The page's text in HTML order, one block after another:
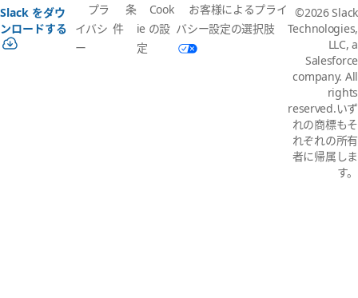
Slack をダウ
ンロードする
プラ
イバシ
ー
条
件
Cook
ie の設
定
お客様によるプライ
バシー設定の選択肢
©2026 Slack
Technologies,
LLC, a
Salesforce
company. All
rights
reserved.いず
れの商標もそ
れぞれの所有
者に帰属しま
す。